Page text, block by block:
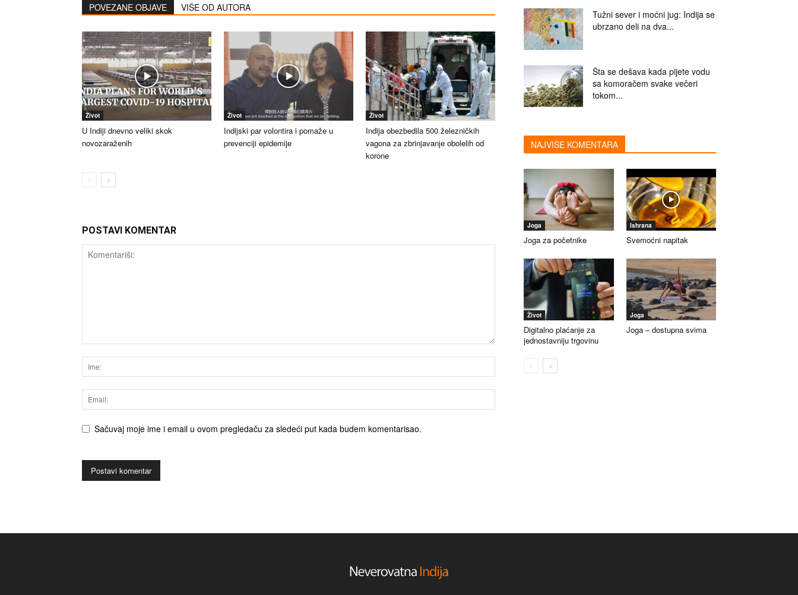
POVEZANE OBJAVE VIŠE OD AUTORA
Život
U Indiji dnevno veliki skok
novozaraženih
Život
Indijski par volontira i pomaže u
prevenciji epidemije
Život
Indija obezbedila 500 železničkih
vagona za zbrinjavanje obolelih od
korone
POSTAVI KOMENTAR
Sačuvaj moje ime i email u ovom pregledaču za sledeći put kada budem komentarisao.
Tužni sever i moćni jug: Indija se
ubrzano deli na dva...
Šta se dešava kada pijete vodu
sa komoračem svake večeri
tokom...
NAJVIŠE KOMENTARA
Joga
Joga za početnike
Ishrana
Svemoćni napitak
Život
Digitalno plaćanje za
jednostavniju trgovinu
Joga
Joga – dostupna svima